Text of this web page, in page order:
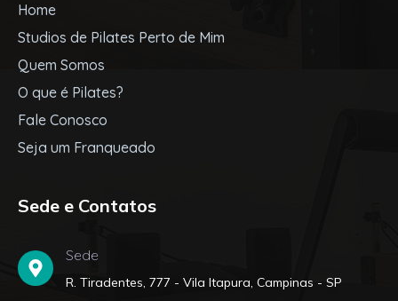
Home
Studios de Pilates Perto de Mim
Quem Somos
O que é Pilates?
Fale Conosco
Seja um Franqueado
Sede e Contatos
Sede
R. Tiradentes, 777 - Vila Itapura, Campinas - SP